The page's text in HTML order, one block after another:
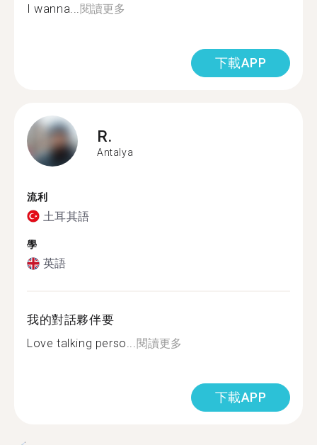
I wanna...閱讀更多
下載APP
R.
Antalya
流利
土耳其語
學
英語
我的對話夥伴要
Love talking perso...閱讀更多
下載APP